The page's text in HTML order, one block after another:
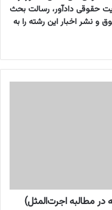
سایت حقوقی دادآور، رسالت بحث
نشر اخبار این رشته را به
در مطالبه اجرت‌المثل)